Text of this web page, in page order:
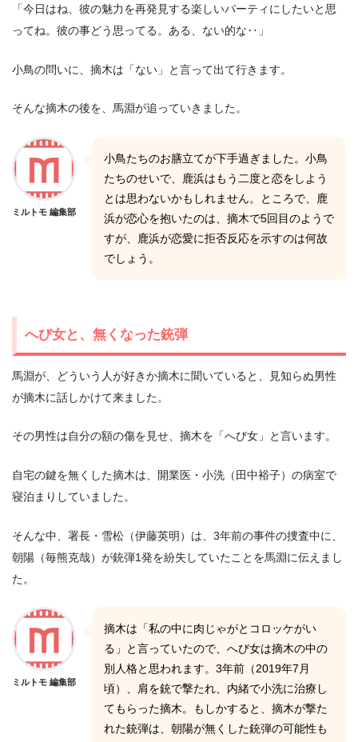
「今日はね、彼の魅力を再発見する楽しいパーティにしたいと思
ってね。彼の事どう思ってる。ある、ない的な‥」
小鳥の問いに、摘木は「ない」と言って出て行きます。
そんな摘木の後を、馬淵が追っていきました。
ミルトモ 編集部
小鳥たちのお膳立てが下手過ぎました。小鳥
たちのせいで、鹿浜はもう二度と恋をしよう
とは思わないかもしれません。ところで、鹿
浜が恋心を抱いたのは、摘木で5回目のようで
すが、鹿浜が恋愛に拒否反応を示すのは何故
でしょう。
へび女と、無くなった銃弾
馬淵が、どういう人が好きか摘木に聞いていると、見知らぬ男性
が摘木に話しかけて来ました。
その男性は自分の額の傷を見せ、摘木を「へび女」と言います。
自宅の鍵を無くした摘木は、開業医・小洗（田中裕子）の病室で
寝泊まりしていました。
そんな中、署長・雪松（伊藤英明）は、3年前の事件の捜査中に、
朝陽（毎熊克哉）が銃弾1発を紛失していたことを馬淵に伝えまし
た。
ミルトモ 編集部
摘木は「私の中に肉じゃがとコロッケがい
る」と言っていたので、へび女は摘木の中の
別人格と思われます。3年前（2019年7月
頃）、肩を銃で撃たれ、内緒で小洗に治療し
てもらった摘木。もしかすると、摘木が撃た
れた銃弾は、朝陽が無くした銃弾の可能性も